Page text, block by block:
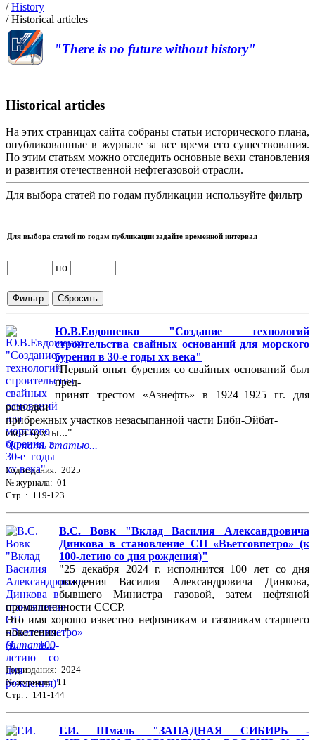
/History
/Historical articles
"There is no future without history"
Historical articles
На этих страницах сайта собраны статьи исторического плана,
опубликованные в журнале за все время его существования.
По этим статьям можно отследить основные вехи становления
и развития отечественной нефтегазовой отрасли.
Для выбора статей по годам публикации используйте фильтр
Для выбора статей по годам публикации задайте временной интервал
по
Ю.В.Евдошенко "Создание технологий
строительства свайных оснований для морского
бурения в 30-е годы хх века"
"Первый опыт бурения со свайных оснований был
пред-
принят трестом «Азнефть» в 1924–1925 гг. для
разведки
прибрежных участков незасыпанной части Биби-Эйбат-
ской бухты..."
Читать статью...
Год издания: 2025
№ журнала: 01
Стр. : 119-123
В.С. Вовк "Вклад Василия Александровича
Динкова в становление СП «Вьетсовпетро» (к
100-летию со дня рождения)"
"25 декабря 2024 г. исполнится 100 лет со дня
рождения Василия Александровича Динкова,
бывшего Министра газовой, затем нефтяной
промышленности СССР.
Это имя хорошо известно нефтяникам и газовикам старшего
поколения..."
Читать...
Год издания: 2024
№ журнала: 11
Стр. : 141-144
Г.И. Шмаль "ЗАПАДНАЯ СИБИРЬ -